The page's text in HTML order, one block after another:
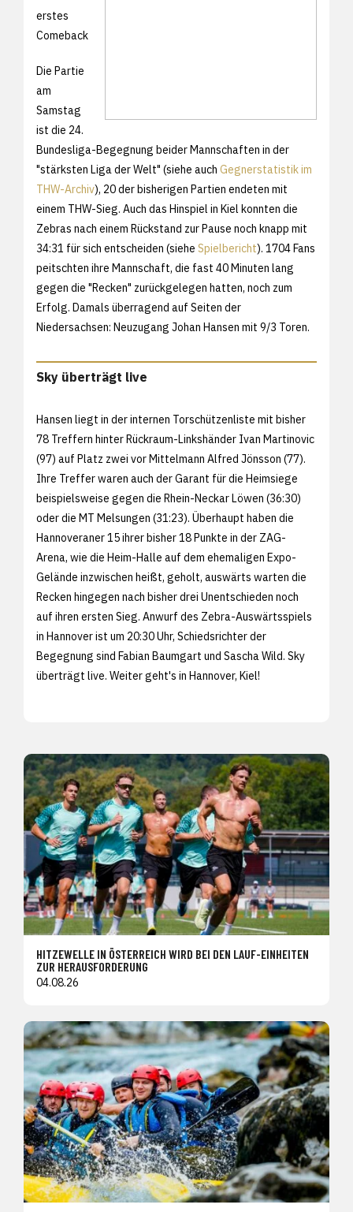
erstes
Comeback
Die Partie
am
Samstag
ist die 24.
Bundesliga-Begegnung beider Mannschaften in der
"stärksten Liga der Welt" (siehe auch Gegnerstatistik im
THW-Archiv), 20 der bisherigen Partien endeten mit
einem THW-Sieg. Auch das Hinspiel in Kiel konnten die
Zebras nach einem Rückstand zur Pause noch knapp mit
34:31 für sich entscheiden (siehe Spielbericht). 1704 Fans
peitschten ihre Mannschaft, die fast 40 Minuten lang
gegen die "Recken" zurückgelegen hatten, noch zum
Erfolg. Damals überragend auf Seiten der
Niedersachsen: Neuzugang Johan Hansen mit 9/3 Toren.
Sky überträgt live
Hansen liegt in der internen Torschützenliste mit bisher
78 Treffern hinter Rückraum-Linkshänder Ivan Martinovic
(97) auf Platz zwei vor Mittelmann Alfred Jönsson (77).
Ihre Treffer waren auch der Garant für die Heimsiege
beispielsweise gegen die Rhein-Neckar Löwen (36:30)
oder die MT Melsungen (31:23). Überhaupt haben die
Hannoveraner 15 ihrer bisher 18 Punkte in der ZAG-
Arena, wie die Heim-Halle auf dem ehemaligen Expo-
Gelände inzwischen heißt, geholt, auswärts warten die
Recken hingegen nach bisher drei Unentschieden noch
auf ihren ersten Sieg. Anwurf des Zebra-Auswärtsspiels
in Hannover ist um 20:30 Uhr, Schiedsrichter der
Begegnung sind Fabian Baumgart und Sascha Wild. Sky
überträgt live. Weiter geht's in Hannover, Kiel!
HITZEWELLE IN ÖSTERREICH WIRD BEI DEN LAUF-EINHEITEN
ZUR HERAUSFORDERUNG
04.08.26